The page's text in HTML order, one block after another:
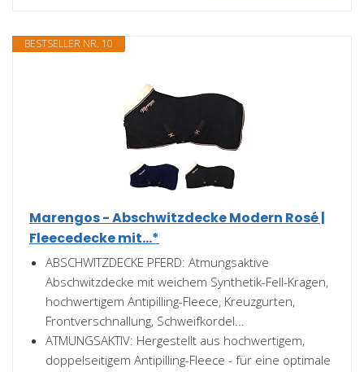
BESTSELLER NR. 10
Marengos - Abschwitzdecke Modern Rosé |
Fleecedecke mit...*
ABSCHWITZDECKE PFERD: Atmungsaktive
Abschwitzdecke mit weichem Synthetik-Fell-Kragen,
hochwertigem Antipilling-Fleece, Kreuzgurten,
Frontverschnallung, Schweifkordel...
ATMUNGSAKTIV: Hergestellt aus hochwertigem,
doppelseitigem Antipilling-Fleece - für eine optimale